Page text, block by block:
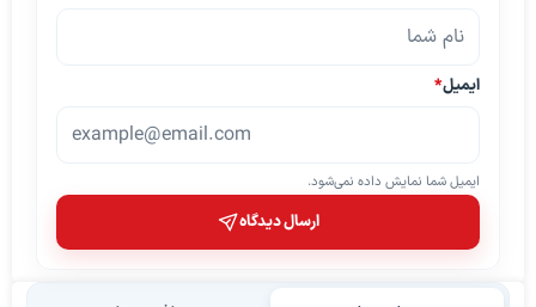
ایمیل*
ایمیل شما نمایش داده نمی‌شود.
ارسال دیدگاه